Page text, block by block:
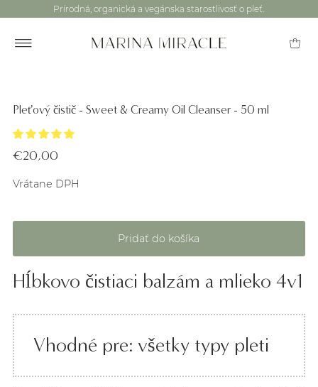
Prírodná, organická a vegánska starostlivosť o pleť.
Pleťový čistič - Sweet & Creamy Oil Cleanser - 50 ml
€20,00
Vrátane DPH
Hĺbkovo čistiaci balzám a mlieko 4v1
Vhodné pre: všetky typy pleti